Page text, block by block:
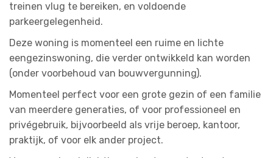
treinen vlug te bereiken, en voldoende
parkeergelegenheid.
Deze woning is momenteel een ruime en lichte
eengezinswoning, die verder ontwikkeld kan worden
(onder voorbehoud van bouwvergunning).
Momenteel perfect voor een grote gezin of een familie
van meerdere generaties, of voor professioneel en
privégebruik, bijvoorbeeld als vrije beroep, kantoor,
praktijk, of voor elk ander project.